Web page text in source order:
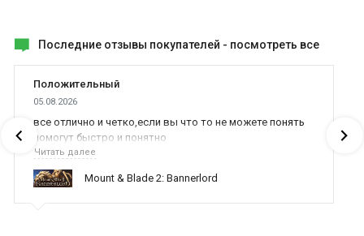
Последние отзывы покупателей - посмотреть все
Положительный
05.08.2026
все отлично и четко,если вы что то не можете понять
помогут быстро и понятно
Читать далее
Mount & Blade 2: Bannerlord